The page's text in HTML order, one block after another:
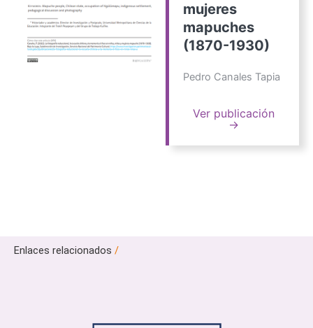
mujeres
mapuches
(1870-1930)
Pedro Canales Tapia
Ver publicación
→
Enlaces relacionados /